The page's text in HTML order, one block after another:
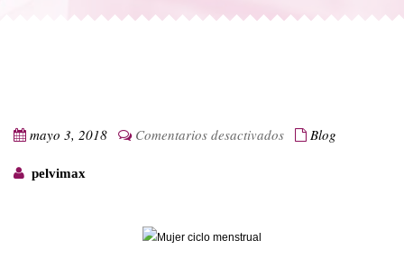
mayo 3, 2018 Comentarios desactivadosen
Blog
pelvimax